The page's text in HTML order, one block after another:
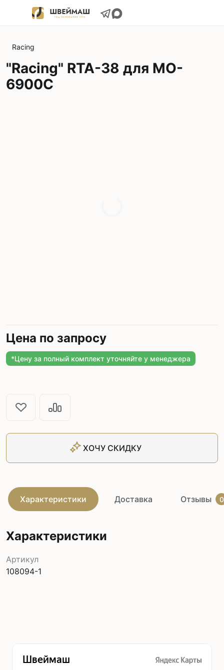
Racing
"Racing" RTA-38 для MO-
6900C
Цена по запросу
*Цену за полный комплект уточняйте у менеджера
ХОЧУ СКИДКУ
Характеристики Доставка Отзывы 0
Характеристики
Артикул
108094-1